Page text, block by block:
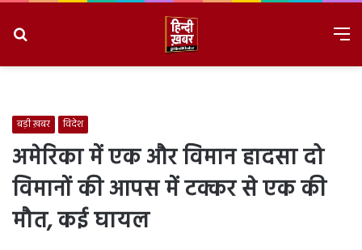
बड़ी ख़बर विदेश
अमेरिका में एक और विमान हादसा दो
विमानों की आपस में टक्कर से एक की
मौत, कई घायल